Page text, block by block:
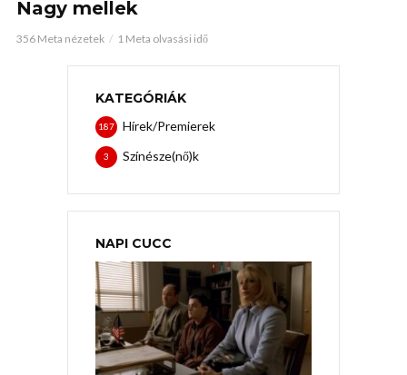
Nagy mellek
356 Meta nézetek 1 Meta olvasási idő
KATEGÓRIÁK
Hírek/Premierek
187
Színésze(nő)k
3
NAPI CUCC